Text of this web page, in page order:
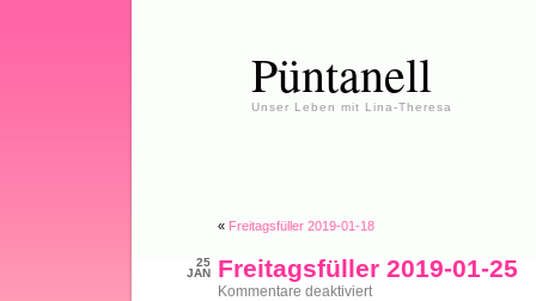
Püntanell
Unser Leben mit Lina-Theresa
« Freitagsfüller 2019-01-18
25
JAN
Freitagsfüller 2019-01-25
Kommentare deaktiviertfür